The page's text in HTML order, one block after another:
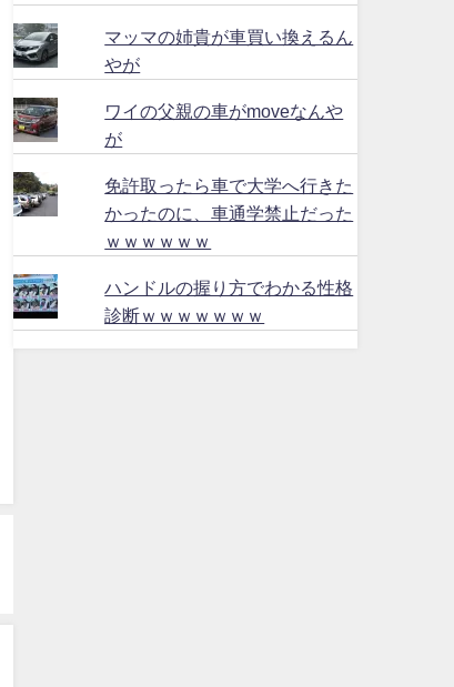
マッマの姉貴が車買い換えるん
やが
ワイの父親の車がmoveなんや
が
免許取ったら車で大学へ行きた
かったのに、車通学禁止だった
ｗｗｗｗｗｗ
ハンドルの握り方でわかる性格
診断ｗｗｗｗｗｗｗ